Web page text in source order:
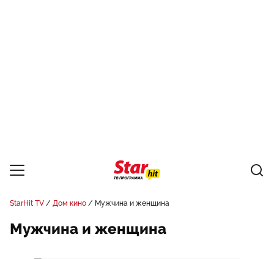
StarHit TV Дом кино Мужчина и женщина
Мужчина и женщина